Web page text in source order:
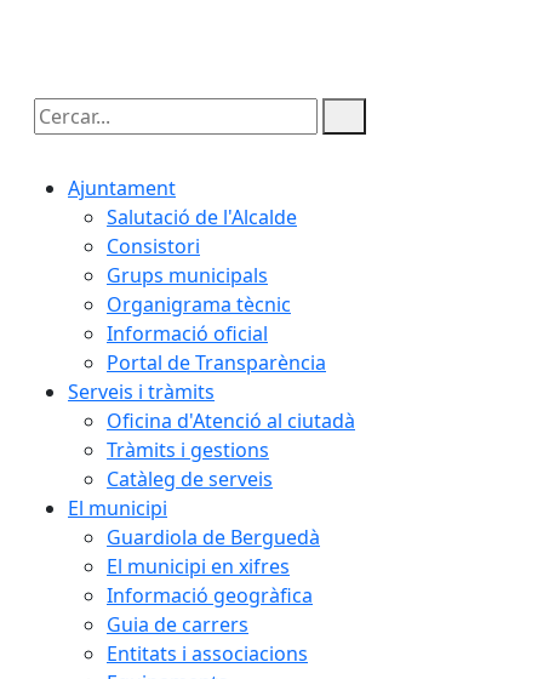
Cercar:
Ajuntament
Salutació de l'Alcalde
Consistori
Grups municipals
Organigrama tècnic
Informació oficial
Portal de Transparència
Serveis i tràmits
Oficina d'Atenció al ciutadà
Tràmits i gestions
Catàleg de serveis
El municipi
Guardiola de Berguedà
El municipi en xifres
Informació geogràfica
Guia de carrers
Entitats i associacions